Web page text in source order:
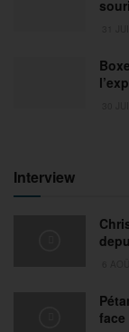
Interview
face